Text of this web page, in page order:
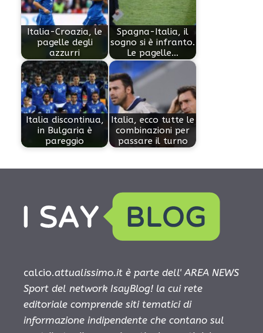
Italia-Croazia, le
pagelle degli
azzurri
Spagna-Italia, il
sogno si è infranto.
Le pagelle…
Italia discontinua,
in Bulgaria è
pareggio
Italia, ecco tutte le
combinazioni per
passare il turno
calcio.attualissimo.it è parte dell' AREA NEWS
Sport del network IsayBlog! la cui rete
editoriale comprende siti tematici di
informazione indipendente che contano sul